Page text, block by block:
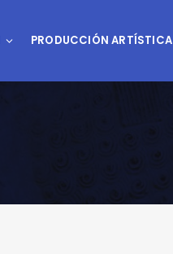
PRODUCCIÓN ARTÍSTICA